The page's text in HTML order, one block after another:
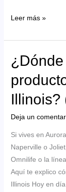
Omnilife
Seytú
Atlanta:
Salud,
y
Oportunidad
Leer más »
Illinois?
Deja un
Si vives en
Naperville o
Omnilife o la
Aquí te explico
Illinois Hoy en